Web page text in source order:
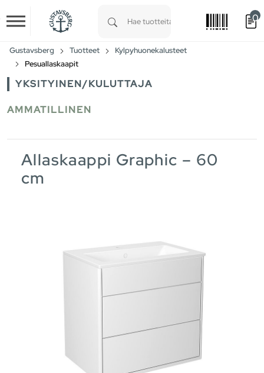
Skip to main content
0
Gustavsberg Tuotteet
Kylpyhuonekalusteet
Pesuallaskaapit
YKSITYINEN/KULUTTAJA
AMMATILLINEN
Allaskaappi Graphic – 60
cm